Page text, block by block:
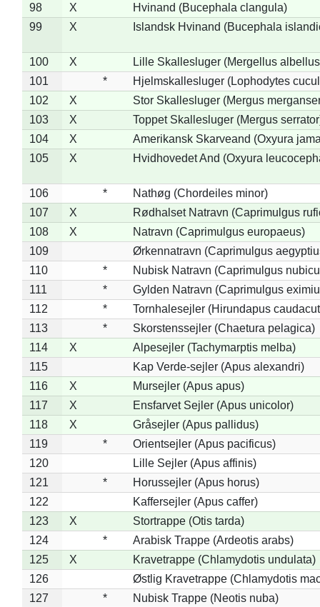
98 X
Hvinand (Bucephala clangula)
99
X Islandsk Hvinand (Bucephala
100 X
Lille Skallesluger (Mergellus
101
*
Hjelmskallesluger (Lophodytes
102
X
Stor Skallesluger (Mergus
103
X
Toppet Skallesluger (Mergus
104
X
Amerikansk Skarveand (Oxyura
105
X Hvidhovedet And (Oxyura
106 *
Nathøg (Chordeiles minor)
107
X
Rødhalset Natravn (Caprimulgus
108
X
Natravn (Caprimulgus europaeus)
109
Ørkennatravn (Caprimulgus
110
*
Nubisk Natravn (Caprimulgus
111
*
Gylden Natravn (Caprimulgus
112
*
Tornhalesejler (Hirundapus
113
*
Skorstenssejler (Chaetura pelagica)
114
X
Alpesejler (Tachymarptis melba)
115
Kap Verde-sejler (Apus alexandri)
116
X
Mursejler (Apus apus)
117
X
Ensfarvet Sejler (Apus unicolor)
118
X
Gråsejler (Apus pallidus)
119
*
Orientsejler (Apus pacificus)
120
Lille Sejler (Apus affinis)
121
*
Horussejler (Apus horus)
122
Kaffersejler (Apus caffer)
123
X
Stortrappe (Otis tarda)
124
*
Arabisk Trappe (Ardeotis arabs)
125
X
Kravetrappe (Chlamydotis undulata)
126
Østlig Kravetrappe (Chlamydotis
127
*
Nubisk Trappe (Neotis nuba)